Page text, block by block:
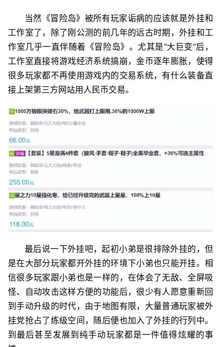
当然《冒险岛》被所有玩家诟病的应该就是外挂和
工作室了，除了刚公测的前几年的远古时期，外挂和工
作室几乎一直伴随着《冒险岛》。尤其是“大巨变”后，
工作室直接将游戏经济系统搞崩，金币逐年膨胀，使得
很多玩家都不再使用游戏内的交易系统，有什么装备直
接上架第三方网站用人民币交易。
最后说一下外挂吧，起初小弟是很排除外挂的，但
是在大部分玩家都开外挂的环境下小弟也只能开挂。相
信很多玩家跟小弟也是一样的，在体会了无敌、全屏吸
怪、自动攻击这样方便的功能后，很少有人愿意重新回
到手动升级的时代，由于地图有限，大量普通玩家被外
挂党抢占了练级空间，随后便也加入了外挂的行列中。
到最后甚至发展到纯手动玩家都是一件值得炫耀的事